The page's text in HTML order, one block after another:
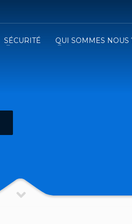
SÉCURITÉ QUI SOMMES NOUS